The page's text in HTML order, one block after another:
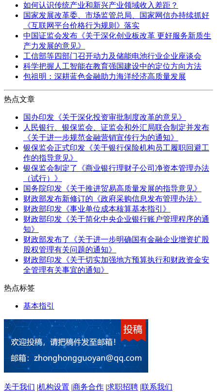
如何认识传统产业和新兴产业领域收入差距？
国家发展改革委、市场监管总局、国家网信办持续抓好
《互联网平台价格行为规则》落实
中国证监会发布《关于深化创业板改革 更好服务新质生
产力发展的意见》
工信部等四部门召开动力及储能电池行业企业座谈会
科学把握人工智能在教育强国建设中的定位方向方法
包祖明：深耕蓝色金融助力海洋经济高质量发展
热点文章
国办印发《关于深化投资审批制度改革的意见》
人民银行、银保监会、证监会和外汇局联合制定并发布
《关于进一步规范金融营销宣传行为的通知》
银保监会正式印发《关于银行保险机构员工履职回避工
作的指导意见》
银保监会制定了《商业银行理财子公司净资本管理办法
（试行）》
国务院印发《关于推进贸易高质量发展的指导意见》
财政部发布新修订的《政府采购信息发布管理办法》
财政部印发《事业单位成本核算基本指引》
财政部印发《关于简化中央企业银行账户管理程序的通
知》
财政部发布了《关于进一步明确国有金融企业增资扩股
股权管理有关问题的通知》
财政部印发《关于切实加强地方预算执行和财政资金安
全管理有关事宜的通知》
热点标签
基本指引
关于我们 |机构设置 |商务合作 |求职招聘 |联系我们